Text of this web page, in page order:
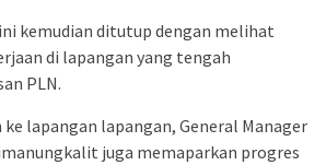
kemudian ditutup dengan melihat
di lapangan yang tengah
PLN.
lapangan lapangan, General Manager
juga memaparkan progres